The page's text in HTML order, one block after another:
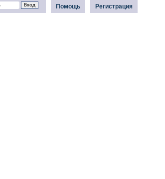
Регистрация
Помощь